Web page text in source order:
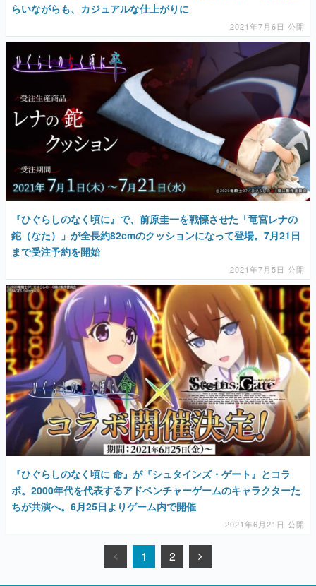
らいながらも、カジュアルな仕上がりに
2021年7月6日 公開
『ひぐらしのなく頃に』で、前原圭一を戦慄させた「竜宮レナの
鉈（なた）」が全長約82cmのクッションになって登場。7月21日
まで受注予約を開始
2021年7月5日 公開
『ひぐらしのなく頃に 命』が『シュタインズ・ゲート』とコラ
ボ。2000年代を代表するアドベンチャーゲームのキャラクターた
ちが共演へ。6月25日よりゲーム内で開催
2021年6月21日 公開
1 2